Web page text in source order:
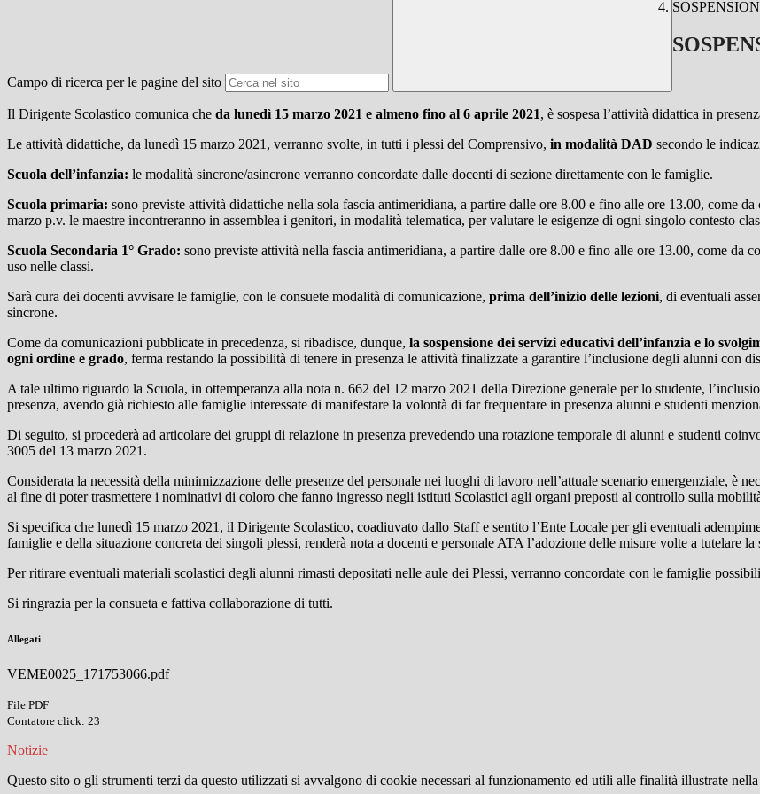
Campo di ricerca per le pagine del sito
Il Dirigente Scolastico comunica che da lunedì 15 marzo 2021 e almeno fino al 6 aprile 2021, è sospesa l’attività didattica in
Le attività didattiche, da lunedì 15 marzo 2021, verranno svolte, in tutti i plessi del Comprensivo, in modalità DAD secondo le
Scuola dell’infanzia: le modalità sincrone/asincrone verranno concordate dalle docenti di sezione direttamente con le famiglie.
Scuola primaria: sono previste attività didattiche nella sola fascia antimeridiana, a partire dalle ore 8.00 e fino alle ore 13.00, come
marzo p.v. le maestre incontreranno in assemblea i genitori, in modalità telematica, per valutare le esigenze di ogni singolo contesto
Scuola Secondaria 1° Grado: sono previste attività nella fascia antimeridiana, a partire dalle ore 8.00 e fino alle ore 13.00, come da
uso nelle classi.
Sarà cura dei docenti avvisare le famiglie, con le consuete modalità di comunicazione, prima dell’inizio delle lezioni, di eventuali
sincrone.
Come da comunicazioni pubblicate in precedenza, si ribadisce, dunque, la sospensione dei servizi educativi dell’infanzia e lo
ogni ordine e grado, ferma restando la possibilità di tenere in presenza le attività finalizzate a garantire l’inclusione degli alunni con
A tale ultimo riguardo la Scuola, in ottemperanza alla nota n. 662 del 12 marzo 2021 della Direzione generale per lo studente,
presenza, avendo già richiesto alle famiglie interessate di manifestare la volontà di far frequentare in presenza alunni e studenti
Di seguito, si procederà ad articolare dei gruppi di relazione in presenza prevedendo una rotazione temporale di alunni e studenti
3005 del 13 marzo 2021.
Considerata la necessità della minimizzazione delle presenze del personale nei luoghi di lavoro nell’attuale scenario emergenziale, è
al fine di poter trasmettere i nominativi di coloro che fanno ingresso negli istituti Scolastici agli organi preposti al controllo sulla
Si specifica che lunedì 15 marzo 2021, il Dirigente Scolastico, coadiuvato dallo Staff e sentito l’Ente Locale per gli eventuali
famiglie e della situazione concreta dei singoli plessi, renderà nota a docenti e personale ATA l’adozione delle misure volte a tutelare
Per ritirare eventuali materiali scolastici degli alunni rimasti depositati nelle aule dei Plessi, verranno concordate con le famiglie
Si ringrazia per la consueta e fattiva collaborazione di tutti.
Allegati
VEME0025_171753066.pdf
File PDF
Contatore click: 23
Notizie
Questo sito o gli strumenti terzi da questo utilizzati si avvalgono di cookie necessari al funzionamento ed utili alle finalità illustrate nella